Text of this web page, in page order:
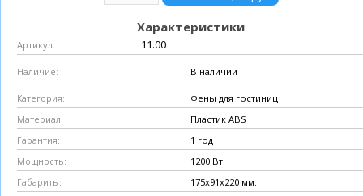
Характеристики
Артикул: 11.00
Наличие: В наличии
Категория: Фены для гостиниц
Материал: Пластик ABS
Гарантия: 1 год
Мощность: 1200 Вт
Габариты: 175х91х220 мм.